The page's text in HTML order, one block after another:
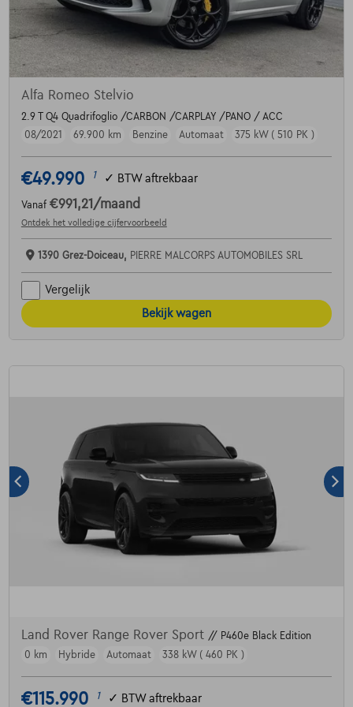
Alfa Romeo Stelvio
2.9 T Q4 Quadrifoglio /CARBON /CARPLAY /PANO / ACC
08/2021
69.900 km Benzine Automaat 375 kW ( 510 PK )
€49.990 1 ✓ BTW aftrekbaar
Vanaf €991,21 /maand
Ontdek het volledige cijfervoorbeeld
1390 Grez-Doiceau, PIERRE MALCORPS AUTOMOBILES SRL
Vergelijk
Bekijk wagen
Land Rover Range Rover Sport // P460e Black Edition
0 km
Hybride Automaat 338 kW ( 460 PK )
€115.990 1 ✓ BTW aftrekbaar